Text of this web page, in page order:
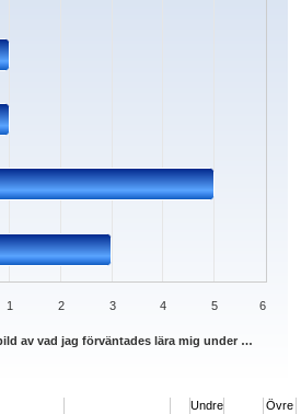
av vad jag förväntades lära mig under …
1 2 3 4 5 6
Undre
Övre